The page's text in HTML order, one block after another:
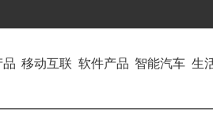
品 移动互联 软件产品 智能汽车 生